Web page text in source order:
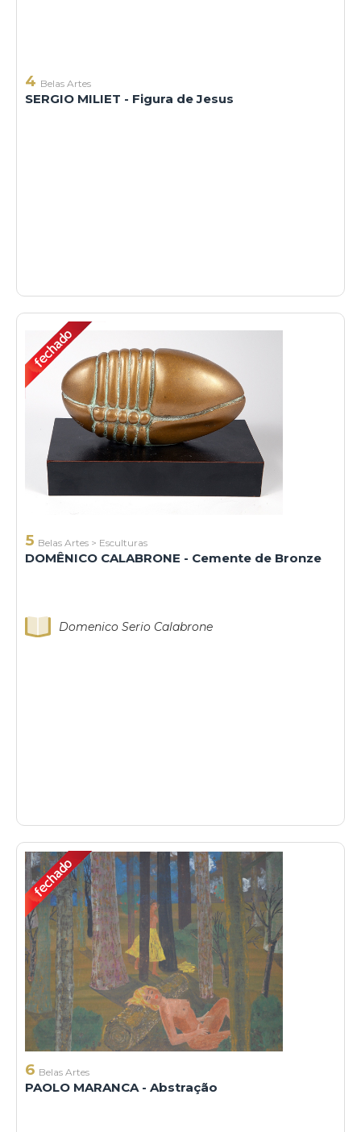
4 Belas Artes
SERGIO MILIET - Figura de Jesus
5 Belas Artes > Esculturas
DOMÊNICO CALABRONE - Cemente de Bronze
Domenico Serio Calabrone
6 Belas Artes
PAOLO MARANCA - Abstração